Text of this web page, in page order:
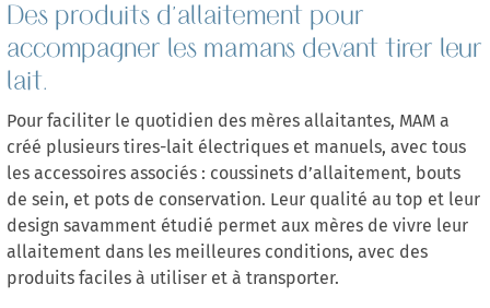
Des produits d’allaitement pour
accompagner les mamans devant tirer leur
lait.
Pour faciliter le quotidien des mères allaitantes, MAM a
créé plusieurs tires-lait électriques et manuels, avec tous
les accessoires associés : coussinets d’allaitement, bouts
de sein, et pots de conservation. Leur qualité au top et leur
design savamment étudié permet aux mères de vivre leur
allaitement dans les meilleures conditions, avec des
produits faciles à utiliser et à transporter.
NOUVELLE SELECTION DE